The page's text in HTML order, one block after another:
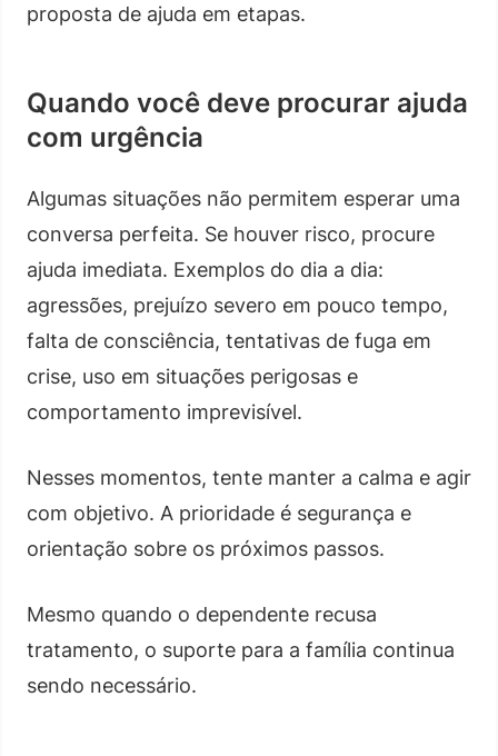
proposta de ajuda em etapas.
Quando você deve procurar ajuda
com urgência
Algumas situações não permitem esperar uma
conversa perfeita. Se houver risco, procure
ajuda imediata. Exemplos do dia a dia:
agressões, prejuízo severo em pouco tempo,
falta de consciência, tentativas de fuga em
crise, uso em situações perigosas e
comportamento imprevisível.
Nesses momentos, tente manter a calma e agir
com objetivo. A prioridade é segurança e
orientação sobre os próximos passos.
Mesmo quando o dependente recusa
tratamento, o suporte para a família continua
sendo necessário.